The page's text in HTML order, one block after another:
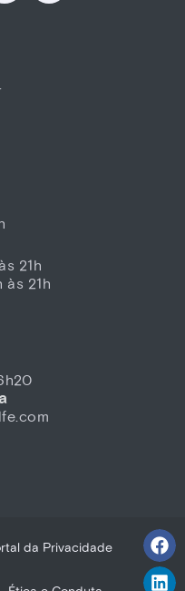
21h
21h
da Privacidade